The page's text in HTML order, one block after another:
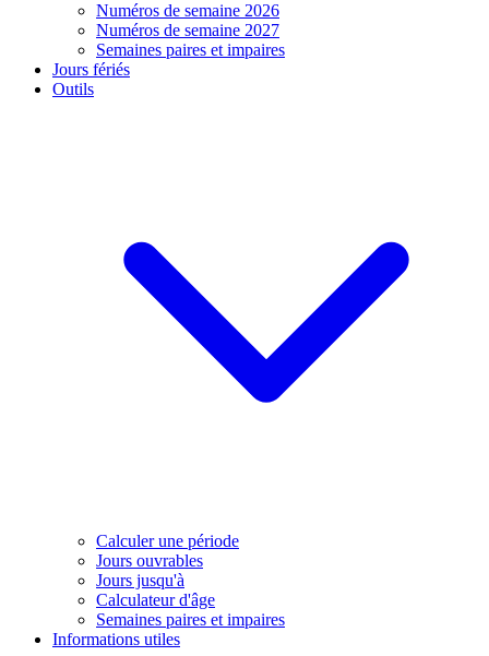
Numéros de semaine 2026
Numéros de semaine 2027
Semaines paires et impaires
Jours fériés
Outils
Calculer une période
Jours ouvrables
Jours jusqu'à
Calculateur d'âge
Semaines paires et impaires
Informations utiles